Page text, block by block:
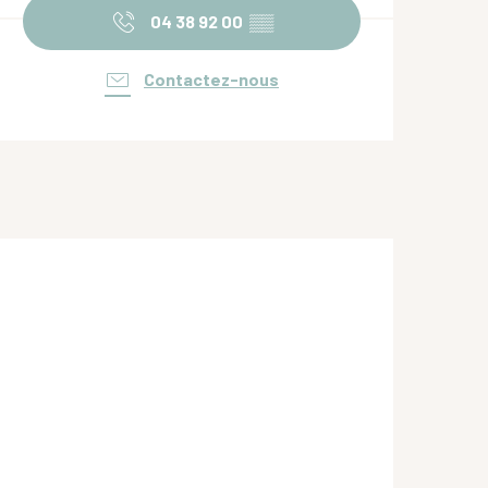
04 38 92 00 ▒▒
Contactez-nous